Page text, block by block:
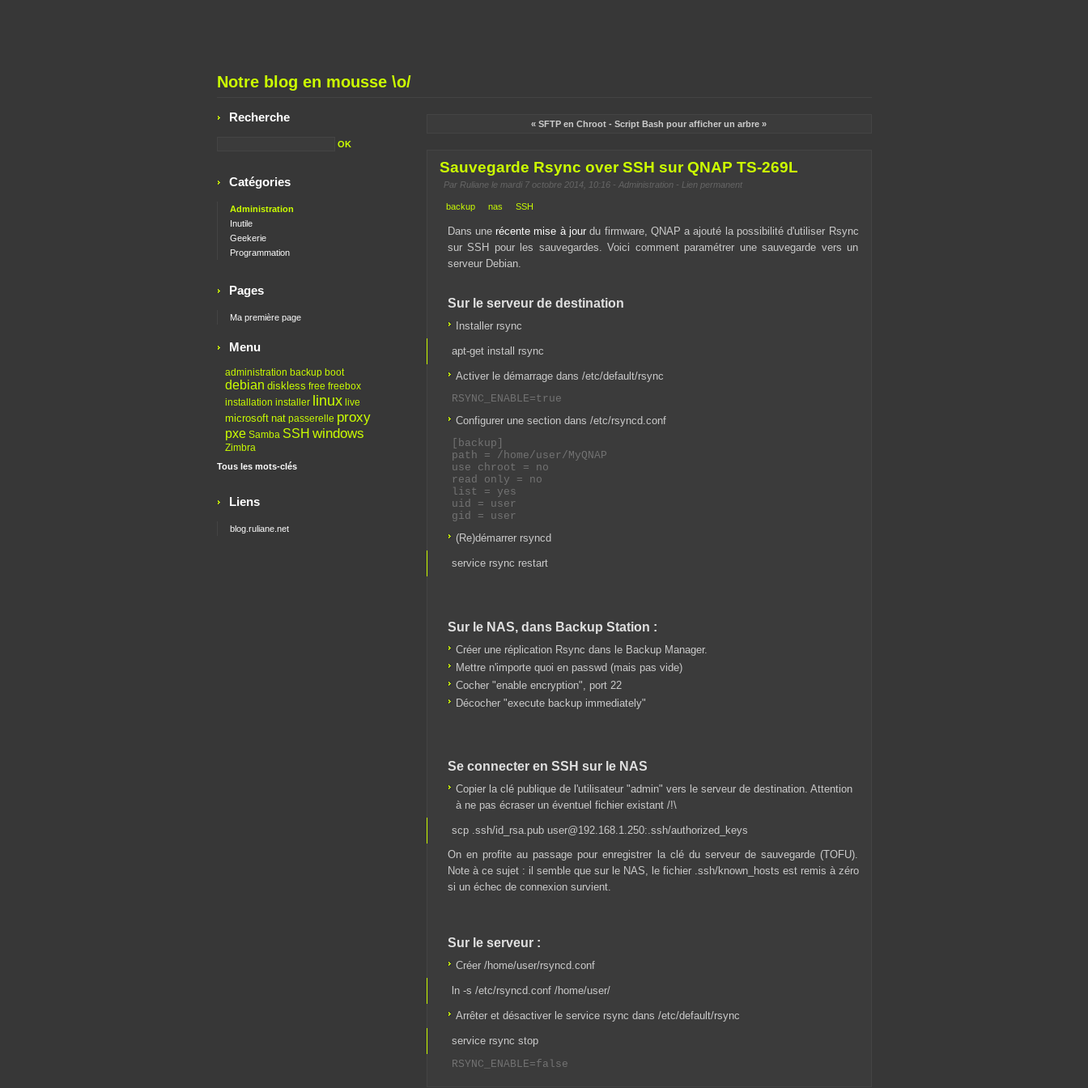
Notre blog en mousse \o/
« SFTP en Chroot - Script Bash pour afficher un arbre »
Sauvegarde Rsync over SSH sur QNAP TS-269L
Par Rulianele mardi 7 octobre 2014, 10:16 - Administration- Lien permanent
backup nas SSH
Dans unerécente mise à jourdu firmware, QNAP a ajouté la possibilité d'utiliser Rsync
sur SSH pour les sauvegardes. Voici comment paramétrer une sauvegarde vers un
serveur Debian.
Sur le serveur de destination
Installer rsync
apt-get install rsync
Activer le démarrage dans /etc/default/rsync
Configurer une section dans /etc/rsyncd.conf
[backup]
path = /home/user/MyQNAP
use chroot = no
read only = no
list = yes
uid = user
(Re)démarrer rsyncd
service rsync restart
Sur le NAS, dans Backup Station :
Créer une réplication Rsync dans le Backup Manager.
Mettre n'importe quoi en passwd (mais pas vide)
Cocher "enable encryption", port 22
Décocher "execute backup immediately"
Se connecter en SSH sur le NAS
Copier la clé publique de l'utilisateur "admin" vers le serveur de destination. Attention
à ne pas écraser un éventuel fichier existant /!\
scp .ssh/id_rsa.pub user@192.168.1.250:.ssh/authorized_keys
On en profite au passage pour enregistrer la clé du serveur de sauvegarde (TOFU).
Note à ce sujet : il semble que sur le NAS, le fichier .ssh/known_hosts est remis à zéro
si un échec de connexion survient.
Sur le serveur :
Créer /home/user/rsyncd.conf
ln -s /etc/rsyncd.conf /home/user/
Arrêter et désactiver le service rsync dans /etc/default/rsync
service rsync stop
Recherche
Catégories
Administration
Inutile
Geekerie
Programmation
Pages
Ma première page
Menu
administration backup boot
debian diskless free freebox
installation installer linux live
microsoft nat passerelle proxy
pxe Samba SSH windows
Zimbra
Tous les mots-clés
Liens
blog.ruliane.net